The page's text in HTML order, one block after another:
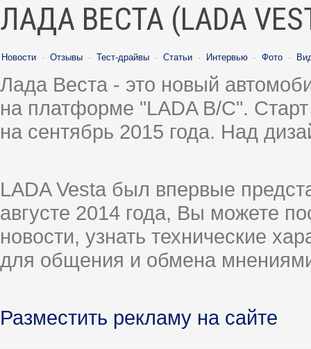
ЛАДА ВЕСТА (LADA
Новости · Отзывы · Тест-драйвы · Статьи · Интервью · Фото ·
Лада Веста - это новый
на платформе "LADA B/C".
на сентябрь 2015 года. Над
LADA Vesta был впервые
августе 2014 года, Вы можете
новости, узнать технические
для общения и обмена
Разместить рекламу на сайте